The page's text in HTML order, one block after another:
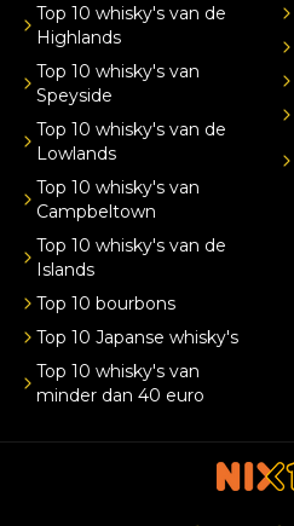
Top 10 whisky's van de
Highlands
Top 10 whisky's van
Speyside
Top 10 whisky's van de
Lowlands
Top 10 whisky's van
Campbeltown
Top 10 whisky's van de
Islands
Top 10 bourbons
Top 10 Japanse whisky's
Top 10 whisky's van
minder dan 40 euro